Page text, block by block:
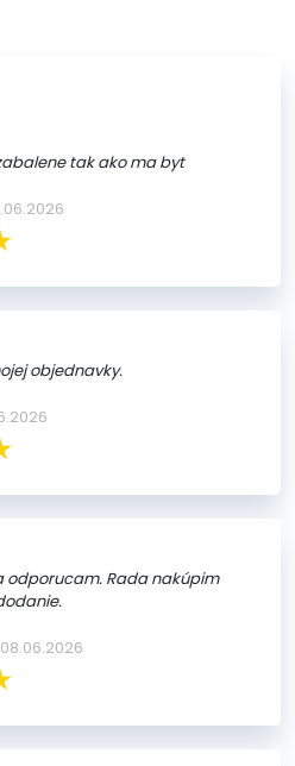
tak ako ma byt
objednavky.
odporucam. Rada nakúpim
08.06.2026